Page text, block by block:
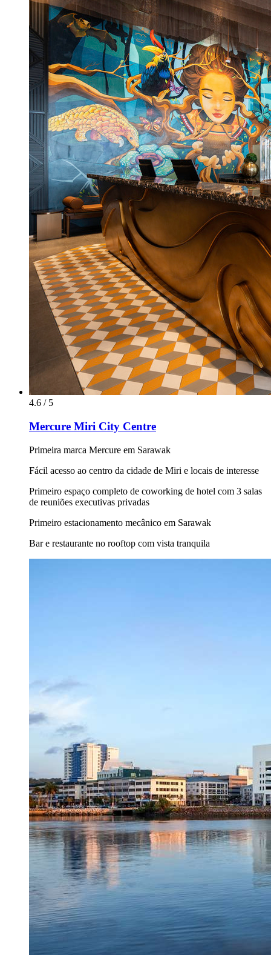
4.6 / 5
Mercure Miri City Centre
Primeira marca Mercure em Sarawak
Fácil acesso ao centro da cidade de Miri e locais de interesse
Primeiro espaço completo de coworking de hotel com 3 salas
de reuniões executivas privadas
Primeiro estacionamento mecânico em Sarawak
Bar e restaurante no rooftop com vista tranquila